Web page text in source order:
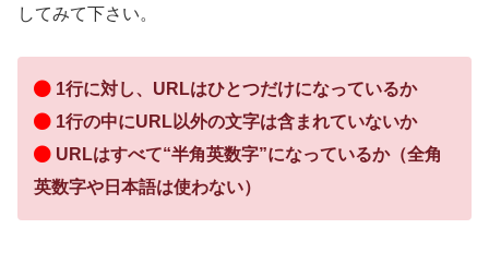
してみて下さい。
1行に対し、URLはひとつだけになっているか
1行の中にURL以外の文字は含まれていないか
URLはすべて“半角英数字”になっているか（全角
英数字や日本語は使わない）